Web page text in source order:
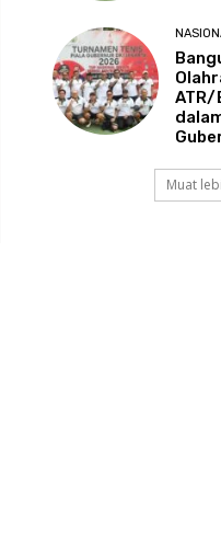
ATR/
Muat